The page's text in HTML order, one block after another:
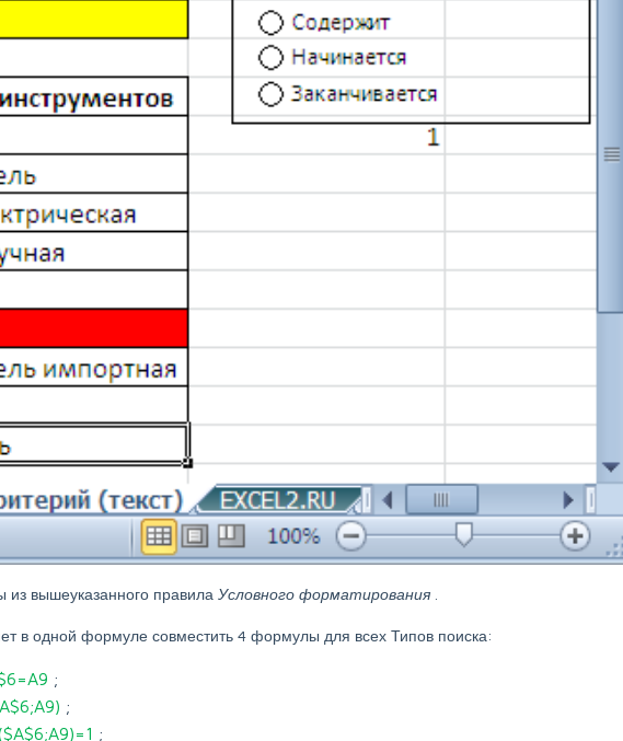
вышеуказанного правила Условного форматирования
в одной формуле совместить 4 формулы для всех Типов поиска:
;
;
;